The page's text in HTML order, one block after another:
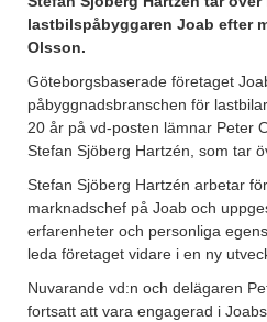
lastbilspåbyggaren Joab efter
Olsson.
Göteborgsbaserade företaget
påbyggnadsbranschen för
20 år på vd-posten lämnar Peter
Stefan Sjöberg Hartzén, som tar
Stefan Sjöberg Hartzén arbetar
marknadschef på Joab och
erfarenheter och personliga
leda företaget vidare i en ny
Nuvarande vd:n och delägaren
fortsatt att vara engagerad i